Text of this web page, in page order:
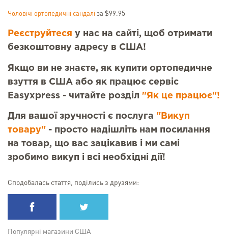
Чоловічі ортопедичні сандалі за $99.95
Реєструйтеся у нас на сайті, щоб отримати
безкоштовну адресу в США!
Якщо ви не знаєте, як купити ортопедичне
взуття в США або як працює сервіс
Easyxpress - читайте розділ "Як це працює"!
Для вашої зручності є послуга "Викуп
товару" - просто надішліть нам посилання
на товар, що вас зацікавив і ми самі
зробимо викуп і всі необхідні дії!
Сподобалась стаття, поділись з друзями:
Популярні магазини США